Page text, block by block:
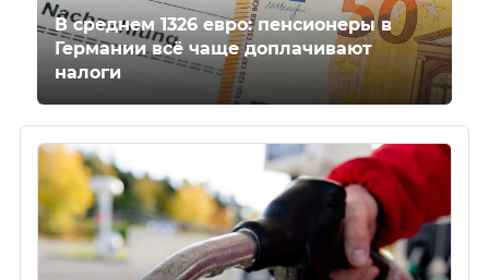
В среднем 1326 евро: пенсионеры в
Германии всё чаще доплачивают
налоги